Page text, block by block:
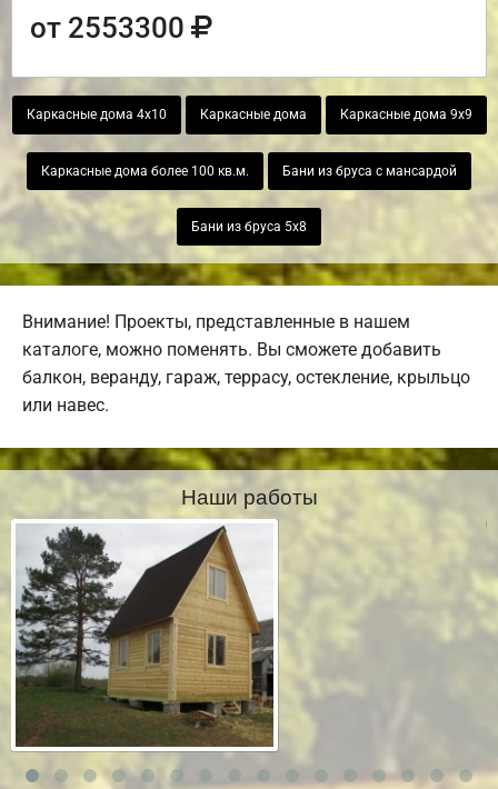
от 2553300
Каркасные дома 4х10 Каркасные дома Каркасные дома 9х9
Каркасные дома более 100 кв.м. Бани из бруса с мансардой
Бани из бруса 5х8
Внимание! Проекты, представленные в нашем
каталоге, можно поменять. Вы сможете добавить
балкон, веранду, гараж, террасу, остекление, крыльцо
или навес.
Наши работы